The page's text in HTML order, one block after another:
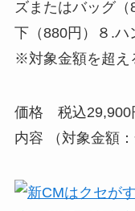
ズまたはバッグ
下（880円）８.ハ
※対象金額を超え
価格 税込29,900
内容 （対象金額